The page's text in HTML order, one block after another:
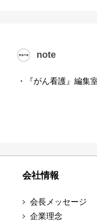
note
・『がん看護』編集
会社情報
会長メッセージ
企業理念